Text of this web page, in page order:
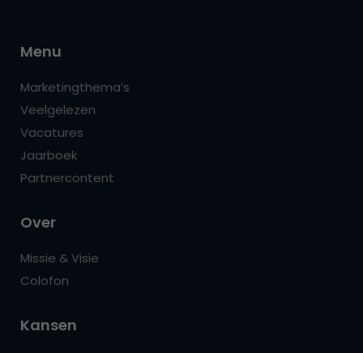
Menu
Marketingthema’s
Veelgelezen
Vacatures
Jaarboek
Partnercontent
Over
Missie & Visie
Colofon
Kansen